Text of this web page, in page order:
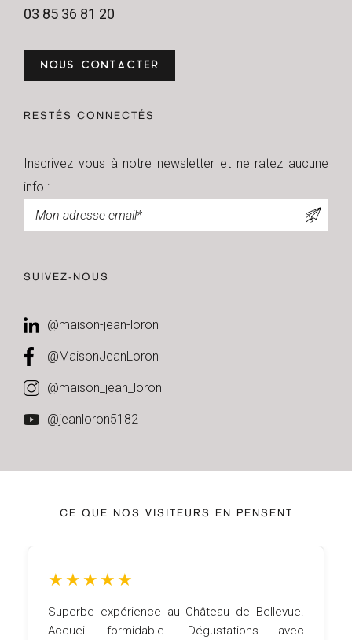
03 85 36 81 20
NOUS CONTACTER
RESTÉS CONNECTÉS
Inscrivez vous à notre newsletter et ne ratez aucune
info :
SUIVEZ-NOUS
@maison-jean-loron
@MaisonJeanLoron
@maison_jean_loron
@jeanloron5182
CE QUE NOS VISITEURS EN PENSENT
expérience au Château de Bellevue.
formidable. Dégustations avec
Un cadre
gentillesse